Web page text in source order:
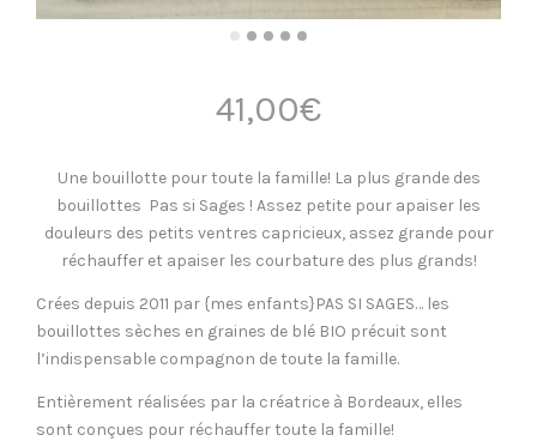
41,00€
Une bouillotte pour toute la famille! La plus grande des
bouillottes Pas si Sages ! Assez petite pour apaiser les
douleurs des petits ventres capricieux, assez grande pour
réchauffer et apaiser les courbature des plus grands!
Crées depuis 2011 par {mes enfants}PAS SI SAGES… les
bouillottes sèches en graines de blé BIO précuit sont
l’indispensable compagnon de toute la famille.
Entièrement réalisées par la créatrice à Bordeaux, elles
sont conçues pour réchauffer toute la famille!